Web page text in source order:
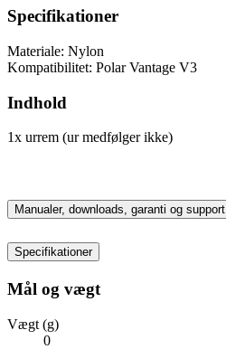
Specifikationer
Materiale: Nylon
Kompatibilitet: Polar Vantage V3
Indhold
1x urrem (ur medfølger ikke)
Manualer, downloads, garanti og support
Specifikationer
Mål og vægt
Vægt (g)
0